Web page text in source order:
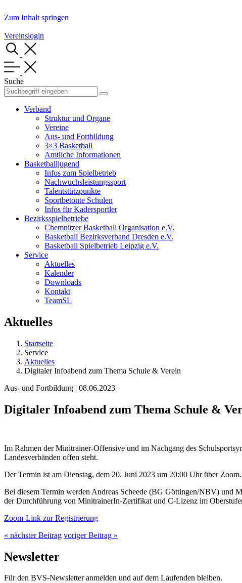
Zum Inhalt springen
Vereinslogin
Suche
Verband
Struktur und Organe
Vereine
Aus- und Fortbildung
3×3 Basketball
Amtliche Informationen
Basketballjugend
Infos zum Spielbetrieb
Nachwuchsleistungssport
Talentstützpunkte
Sportbetonte Schulen
Infos für Kadersportler
Bezirksspielbetriebe
Chemnitzer Basketball Organisation e.V.
Basketball Bezirksverband Dresden e.V.
Basketball Spielbetrieb Leipzig e.V.
Service
Aktuelles
Kalender
Downloads
Kontakt
TeamSL
Aktuelles
Startseite
Service
Aktuelles
Digitaler Infoabend zum Thema Schule & Verein
Aus- und Fortbildung | 08.06.2023
Digitaler Infoabend zum Thema Schule &
Im Rahmen der Minitrainer-Offensive und im Nachgang des
Landesverbänden offen steht.
Der Termin ist am Dienstag, dem 20. Juni 2023 um 20:00 Uhr über Zoom.
Bei diesem Termin werden Andreas Scheede (BG Göttingen/NBV) und
der Durchführung von MinitrainerIn-Zertifikat und C-Lizenz im
Zoom-Link zur Registrierung
« nächster Beitrag voriger Beitrag »
Newsletter
Für den BVS-Newsletter anmelden und auf dem Laufenden bleiben.